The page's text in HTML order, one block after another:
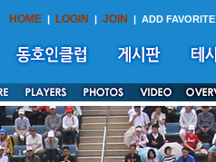
HOME | LOGIN | JOIN | ADD FAVORITE